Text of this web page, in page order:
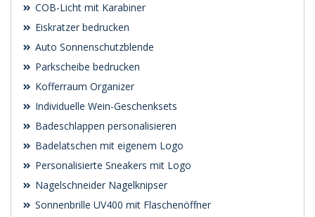
COB-Licht mit Karabiner
Eiskratzer bedrucken
Auto Sonnenschutzblende
Parkscheibe bedrucken
Kofferraum Organizer
Individuelle Wein-Geschenksets
Badeschlappen personalisieren
Badelatschen mit eigenem Logo
Personalisierte Sneakers mit Logo
Nagelschneider Nagelknipser
Sonnenbrille UV400 mit Flaschenöffner